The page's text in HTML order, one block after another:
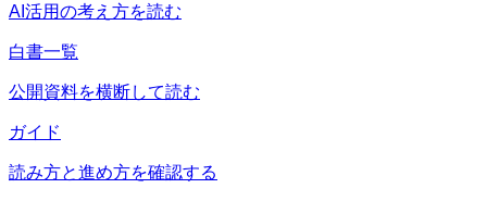
AI活用の考え方を読む
白書一覧
公開資料を横断して読む
ガイド
読み方と進め方を確認する